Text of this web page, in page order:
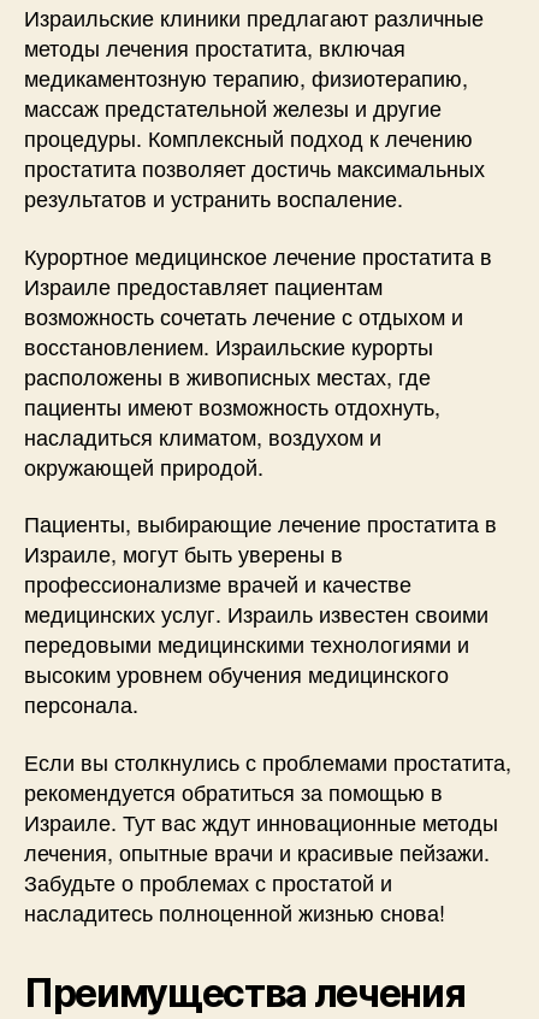
Израильские клиники предлагают различные
методы лечения простатита, включая
медикаментозную терапию, физиотерапию,
массаж предстательной железы и другие
процедуры. Комплексный подход к лечению
простатита позволяет достичь максимальных
результатов и устранить воспаление.
Курортное медицинское лечение простатита в
Израиле предоставляет пациентам
возможность сочетать лечение с отдыхом и
восстановлением. Израильские курорты
расположены в живописных местах, где
пациенты имеют возможность отдохнуть,
насладиться климатом, воздухом и
окружающей природой.
Пациенты, выбирающие лечение простатита в
Израиле, могут быть уверены в
профессионализме врачей и качестве
медицинских услуг. Израиль известен своими
передовыми медицинскими технологиями и
высоким уровнем обучения медицинского
персонала.
Если вы столкнулись с проблемами простатита,
рекомендуется обратиться за помощью в
Израиле. Тут вас ждут инновационные методы
лечения, опытные врачи и красивые пейзажи.
Забудьте о проблемах с простатой и
насладитесь полноценной жизнью снова!
Преимущества лечения